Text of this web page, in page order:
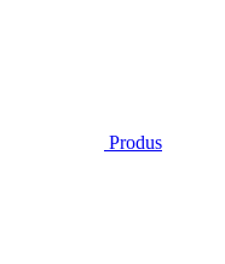
Produs